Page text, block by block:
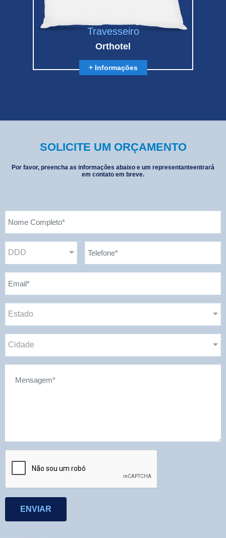
Travesseiro
Orthotel
+ Informações
SOLICITE UM ORÇAMENTO
Por favor, preencha as informações abaixo e um representanteentrará
em contato em breve.
DDD
Estado
Cidade
ENVIAR